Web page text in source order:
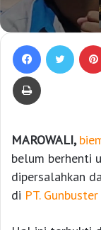
MAROWALI,
belum berhenti
dipersalahkan
di PT.